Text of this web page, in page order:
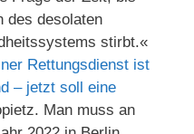
des desolaten
stirbt.«
Rettungsdienst ist
– jetzt soll eine
Man muss an